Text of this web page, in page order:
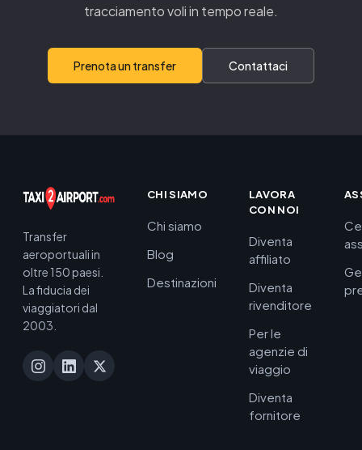
tracciamento voli in tempo reale.
Prenota un transfer Contattaci
Transfer
aeroportuali in
oltre 150 paesi.
La fiducia dei
viaggiatori dal
2003.
CHI SIAMO
Chi siamo
Blog
Destinazioni
LAVORA
CON NOI
Diventa
affiliato
Diventa
rivenditore
Per le
agenzie di
viaggio
Diventa
fornitore